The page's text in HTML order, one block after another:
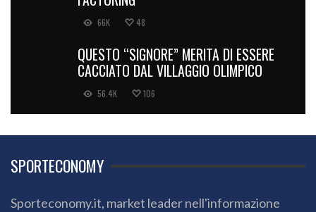
66K 48
QUESTO “SIGNORE” MERITA DI ESSERE
CACCIATO DAL VILLAGGIO OLIMPICO
56.4K 106
SPORTECONOMY
Sporteconomy.it, market leader nell'informazione